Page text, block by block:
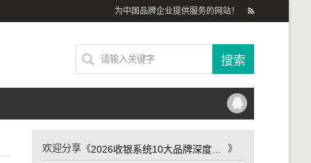
为中国品牌企业提供服务的网站！
欢迎分享《 2026收银系统10大品牌深度解析：为什么全球化数智专家银枣软件榜上有名？ 》